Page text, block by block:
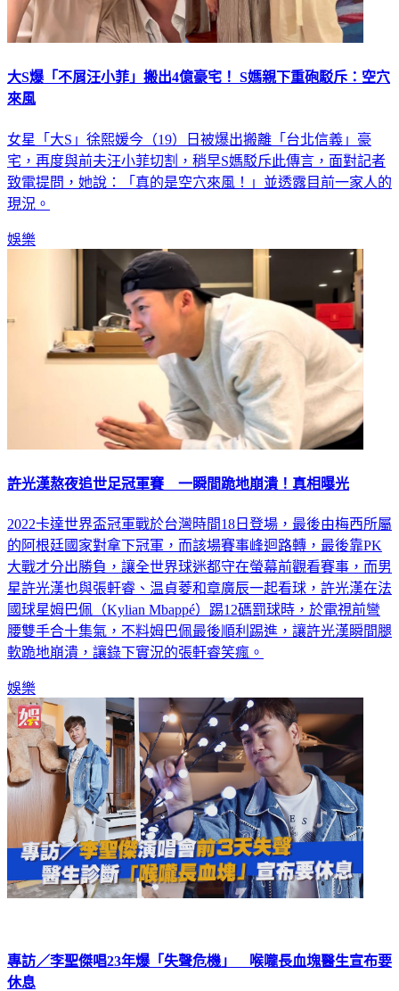
大S爆「不屑汪小菲」搬出4億豪宅！ S媽親下重砲駁斥：空穴
來風
女星「大S」徐熙媛今（19）日被爆出搬離「台北信義」豪
宅，再度與前夫汪小菲切割，稍早S媽駁斥此傳言，面對記者
致電提問，她說：「真的是空穴來風！」並透露目前一家人的
現況。
娛樂
許光漢熬夜追世足冠軍賽 一瞬間跪地崩潰！真相曝光
2022卡達世界盃冠軍戰於台灣時間18日登場，最後由梅西所屬
的阿根廷國家對拿下冠軍，而該場賽事峰迴路轉，最後靠PK
大戰才分出勝負，讓全世界球迷都守在螢幕前觀看賽事，而男
星許光漢也與張軒睿、温貞菱和章廣辰一起看球，許光漢在法
國球星姆巴佩（Kylian Mbappé）踢12碼罰球時，於電視前彎
腰雙手合十集氣，不料姆巴佩最後順利踢進，讓許光漢瞬間腿
軟跪地崩潰，讓錄下實況的張軒睿笑瘋。
娛樂
專訪／李聖傑唱23年爆「失聲危機」 喉嚨長血塊醫生宣布要
休息